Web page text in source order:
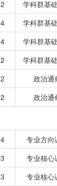
2
学科群基
4
学科群基
4
学科群基
2
学科群基
2
政治通
2 政治通
4
专业方向
3
专业核心
3 专业核心